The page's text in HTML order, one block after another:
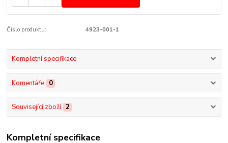
Číslo produktu: 4923-001-1
Kompletní specifikace
Komentáře 0
Související zboží 2
Kompletní specifikace